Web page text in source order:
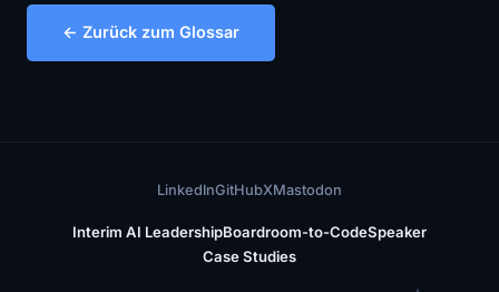
← Zurück zum Glossar
LinkedInGitHubXMastodon
Interim AI LeadershipBoardroom-to-CodeSpeaker
Case Studies